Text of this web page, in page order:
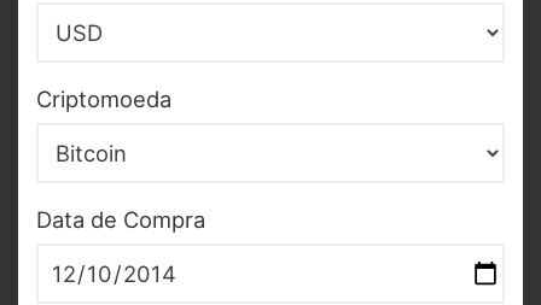
Criptomoeda
Data de Compra